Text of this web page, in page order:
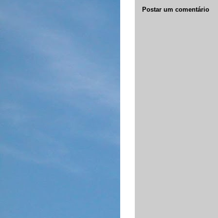
Postar um comentário